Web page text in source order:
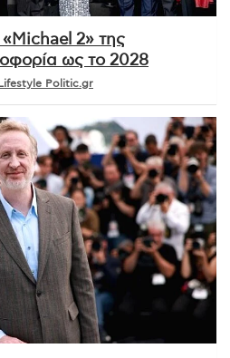
2» της
ως το 2028
Politic.gr